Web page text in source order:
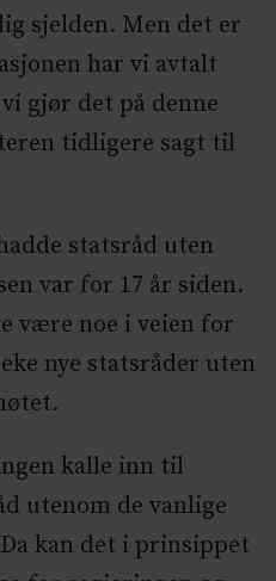
sjelden. Men det er
har vi avtalt
gjør det på denne
tidligere sagt til
statsråd uten
var for 17 år siden.
være noe i veien for
nye statsråder uten
kalle inn til
utenom de vanlige
kan det i prinsippet